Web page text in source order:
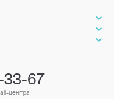
33-67
центра